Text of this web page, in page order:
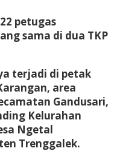
petugas
sama di dua TKP
terjadi di petak
area
Gandusari,
Kelurahan
Ngetal
Trenggalek.